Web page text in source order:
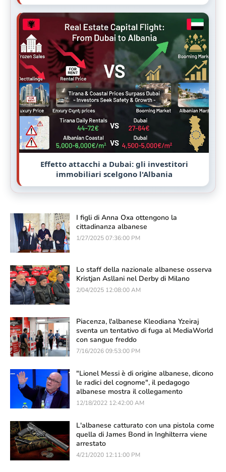
Effetto attacchi a Dubai: gli investitori
immobiliari scelgono l'Albania
I figli di Anna Oxa ottengono la
cittadinanza albanese
1/27/2025 07:36:00 PM
Lo staff della nazionale albanese osserva
Kristjan Asllani nel Derby di Milano
2/04/2025 12:08:00 AM
Piacenza, l'albanese Kleodiana Yzeiraj
sventa un tentativo di fuga al MediaWorld
con sangue freddo
7/16/2026 09:53:00 PM
"Lionel Messi è di origine albanese, dicono
le radici del cognome", il pedagogo
albanese mostra il collegamento
12/18/2022 12:42:00 AM
L'albanese catturato con una pistola come
quella di James Bond in Inghilterra viene
arrestato
4/21/2020 12:11:00 PM